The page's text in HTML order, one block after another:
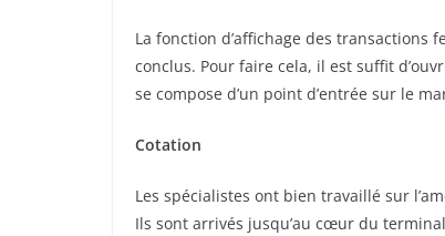
La fonction d’affichage des transactions
conclus. Pour faire cela, il est suffit
se compose d’un point d’entrée sur le
Cotation
Les spécialistes ont bien travaillé sur
Ils sont arrivés jusqu’au cœur du